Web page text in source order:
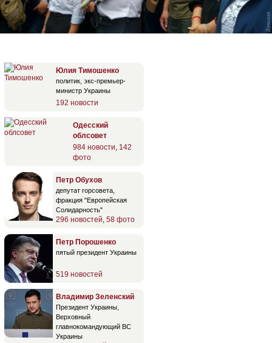
Юлия Тимошенко
политик, экс-премьер-
министр Украины
192 новости
Одесский
облсовет
984 новости 142
фото
Петр Обухов
депутат горсовета,
фракция "Европейская
Солидарность"
296 новостей 58 фото
Петр Порошенко
пятый президент Украины
519 новостей
Владимир Зеленский
Президент Украины,
Верховный
главнокомандующий ВС
Украины